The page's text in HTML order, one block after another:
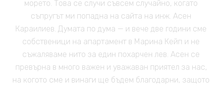
морето. Това се случи съвсем случайно, когато
съпругът ми попадна на сайта на инж. Асен
Караилиев. Думата по дума — и вече две години сме
собственици на апартамент в Марина Кейп и не
съжаляваме нито за един похарчен лев. Асен се
превърна в много важен и уважаван приятел за нас,
на когото сме и винаги ще бъдем благодарни, защото